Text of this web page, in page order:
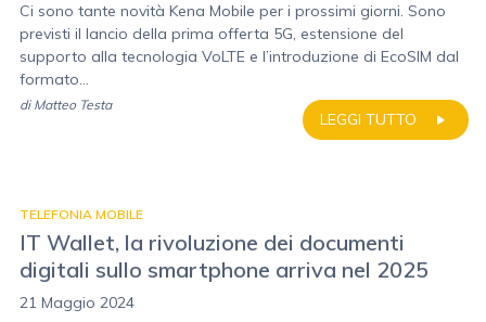
Ci sono tante novità Kena Mobile per i prossimi giorni. Sono
previsti il lancio della prima offerta 5G, estensione del
supporto alla tecnologia VoLTE e l’introduzione di EcoSIM dal
formato...
LEGGI TUTTO
di Matteo Testa
TELEFONIA MOBILE
IT Wallet, la rivoluzione dei documenti
digitali sullo smartphone arriva nel 2025
21 Maggio 2024